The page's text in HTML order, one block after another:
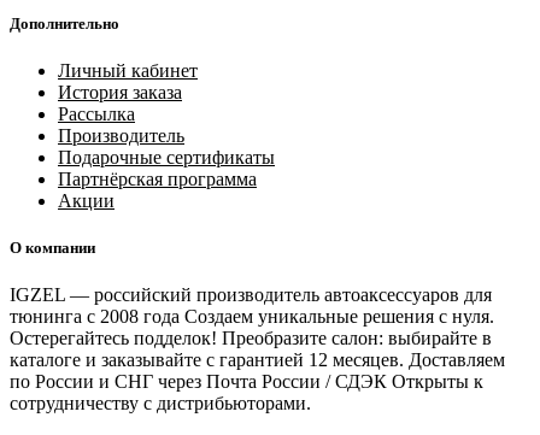
Дополнительно
Личный кабинет
История заказа
Рассылка
Производитель
Подарочные сертификаты
Партнёрская программа
Акции
О компании
IGZEL — российский производитель автоаксессуаров для
тюнинга с 2008 года Создаем уникальные решения с нуля.
Остерегайтесь подделок! Преобразите салон: выбирайте в
каталоге и заказывайте с гарантией 12 месяцев. Доставляем
по России и СНГ через Почта России / СДЭК Открыты к
сотрудничеству с дистрибьюторами.